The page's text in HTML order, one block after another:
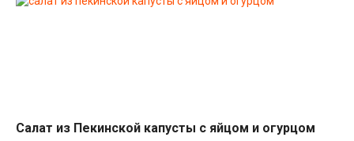
Салат из Пекинской капусты с яйцом и огурцом